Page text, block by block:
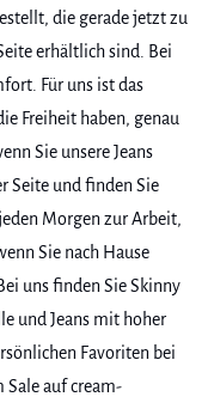
die gerade jetzt zu
erhältlich sind. Bei
Für uns ist das
Freiheit haben, genau
Sie unsere Jeans
Seite und finden Sie
Morgen zur Arbeit,
Sie nach Hause
uns finden Sie Skinny
und Jeans mit hoher
Favoriten bei
Sale auf cream-